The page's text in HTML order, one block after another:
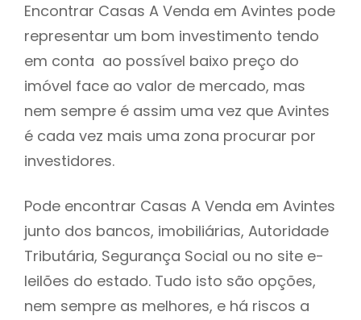
Encontrar Casas A Venda em Avintes pode
representar um bom investimento tendo
em conta ao possível baixo preço do
imóvel face ao valor de mercado, mas
nem sempre é assim uma vez que Avintes
é cada vez mais uma zona procurar por
investidores.
Pode encontrar Casas A Venda em Avintes
junto dos bancos, imobiliárias, Autoridade
Tributária, Segurança Social ou no site e-
leilões do estado. Tudo isto são opções,
nem sempre as melhores, e há riscos a